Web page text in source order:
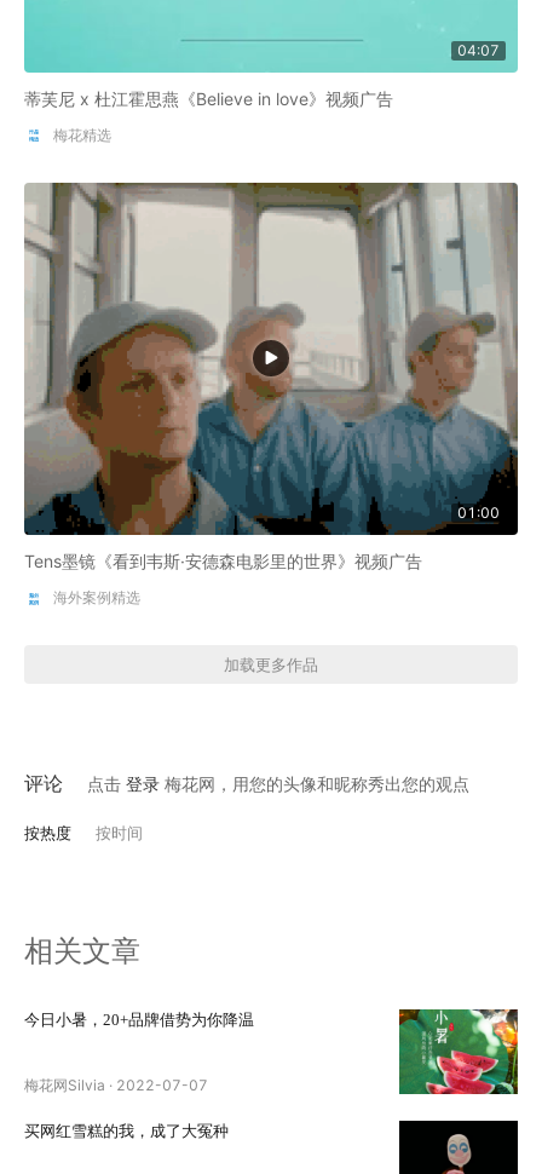
04:07
蒂芙尼 x 杜江霍思燕《Believe in love》视频广告
梅花精选
01:00
Tens墨镜《看到韦斯·安德森电影里的世界》视频广告
海外案例精选
加载更多作品
评论 点击 登录 梅花网，用您的头像和昵称秀出您的观点
按热度 按时间
相关文章
今日小暑，20+品牌借势为你降温
梅花网Silvia · 2022-07-07
买网红雪糕的我，成了大冤种